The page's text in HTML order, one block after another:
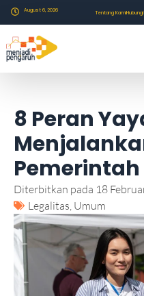
August 6, 2026 Tentang Kami
8 Peran
Pemerintah
Diterbitkan pada 18
Legalitas, Umum